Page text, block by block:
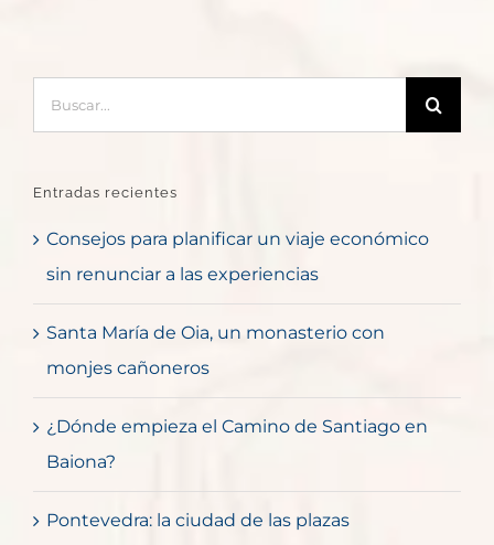
Entradas recientes
Consejos para planificar un viaje económico
sin renunciar a las experiencias
Santa María de Oia, un monasterio con
monjes cañoneros
¿Dónde empieza el Camino de Santiago en
Baiona?
Pontevedra: la ciudad de las plazas